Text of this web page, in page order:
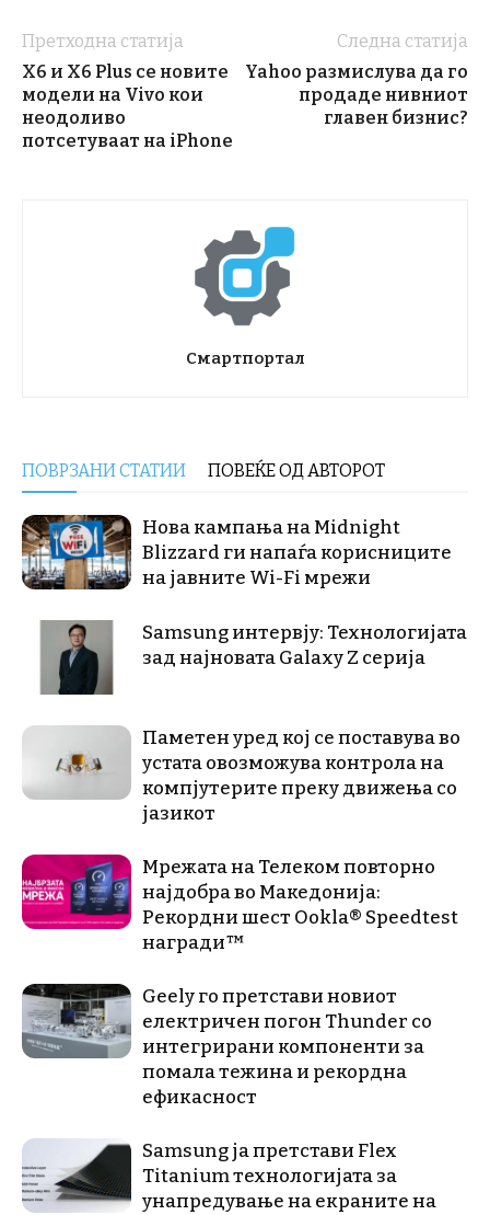
Претходна статија
X6 и X6 Plus се новите
модели на Vivo кои
неодоливо
потсетуваат на iPhone
Следна статија
Yahoo размислува да го
продаде нивниот
главен бизнис?
Смартпортал
ПОВРЗАНИ СТАТИИ ПОВЕЌЕ ОД АВТОРОТ
Нова кампања на Midnight
Blizzard ги напаѓа корисниците
на јавните Wi-Fi мрежи
Samsung интервју: Технологијата
зад најновата Galaxy Z серија
Паметен уред кој се поставува во
устата овозможува контрола на
компјутерите преку движења со
јазикот
Мрежата на Телеком повторно
најдобра во Македонија:
Рекордни шест Ookla® Speedtest
награди™
Geely го претстави новиот
електричен погон Thunder со
интегрирани компоненти за
помала тежина и рекордна
ефикасност
Samsung ја претстави Flex
Titanium технологијата за
унапредување на екраните на